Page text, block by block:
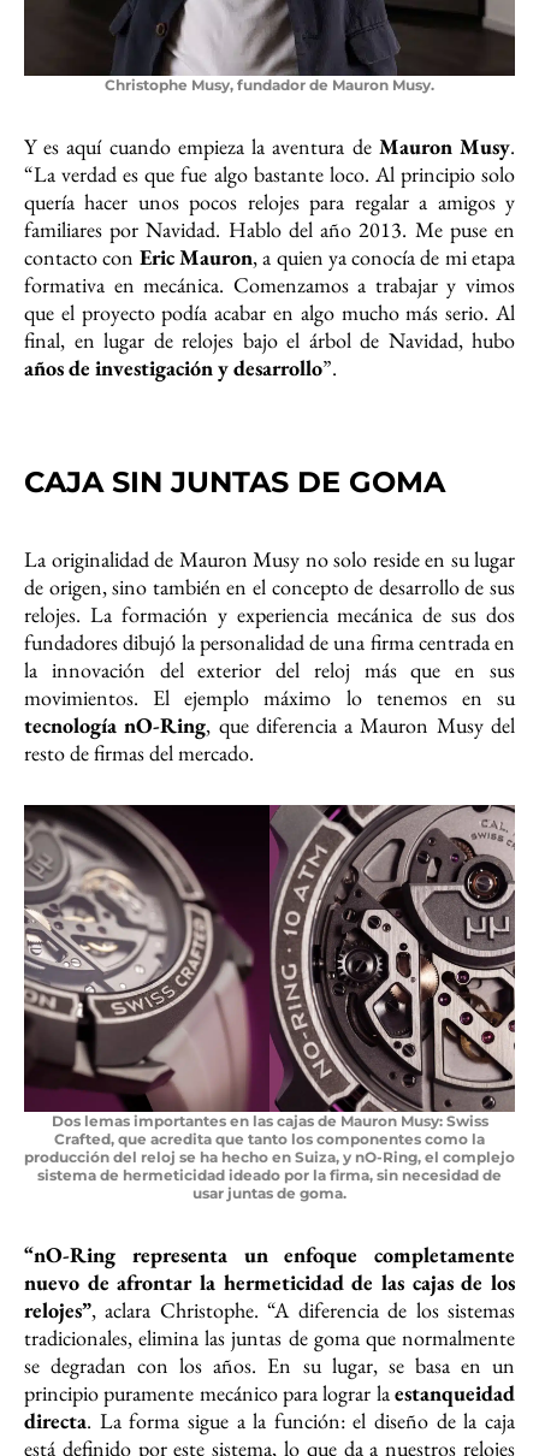
Christophe Musy, fundador de Mauron Musy.
Y es aquí cuando empieza la aventura de Mauron Musy.
“La verdad es que fue algo bastante loco. Al principio solo
quería hacer unos pocos relojes para regalar a amigos y
familiares por Navidad. Hablo del año 2013. Me puse en
contacto con Eric Mauron, a quien ya conocía de mi etapa
formativa en mecánica. Comenzamos a trabajar y vimos
que el proyecto podía acabar en algo mucho más serio. Al
final, en lugar de relojes bajo el árbol de Navidad, hubo
años de investigación y desarrollo”.
CAJA SIN JUNTAS DE GOMA
La originalidad de Mauron Musy no solo reside en su lugar
de origen, sino también en el concepto de desarrollo de sus
relojes. La formación y experiencia mecánica de sus dos
fundadores dibujó la personalidad de una firma centrada en
la innovación del exterior del reloj más que en sus
movimientos. El ejemplo máximo lo tenemos en su
tecnología nO-Ring, que diferencia a Mauron Musy del
resto de firmas del mercado.
Dos lemas importantes en las cajas de Mauron Musy: Swiss
Crafted, que acredita que tanto los componentes como la
producción del reloj se ha hecho en Suiza, y nO-Ring, el complejo
sistema de hermeticidad ideado por la firma, sin necesidad de
usar juntas de goma.
“nO-Ring representa un enfoque completamente
nuevo de afrontar la hermeticidad de las cajas de los
relojes”, aclara Christophe. “A diferencia de los sistemas
tradicionales, elimina las juntas de goma que normalmente
se degradan con los años. En su lugar, se basa en un
principio puramente mecánico para lograr laestanqueidad
directa. La forma sigue a la función: el diseño de la caja
está definido por este sistema, lo que da a nuestros relojes